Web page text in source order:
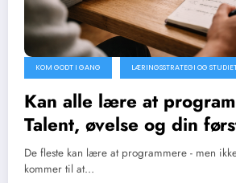
KOM GODT I GANG LÆRINGSSTRATEGI OG
Kan alle lære at
Talent, øvelse og din
med kode
De fleste kan lære at programmere - men
kommer til at…